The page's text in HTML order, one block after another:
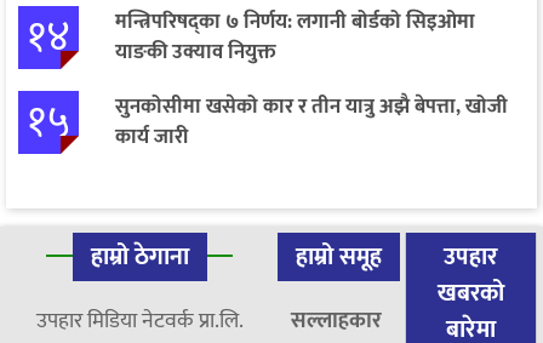
१४
मन्त्रिपरिषद्का ७ निर्णय: लगानी बोर्डको सिइओमा
याङकी उक्याव नियुक्त
१५
सुनकोसीमा खसेको कार र तीन यात्रु अझै बेपत्ता, खोजी
कार्य जारी
हाम्रो ठेगाना
उपहार मिडिया नेटवर्क प्रा.लि.
हाम्रो समूह
सल्लाहकार
उपहार
खबरको
बारेमा